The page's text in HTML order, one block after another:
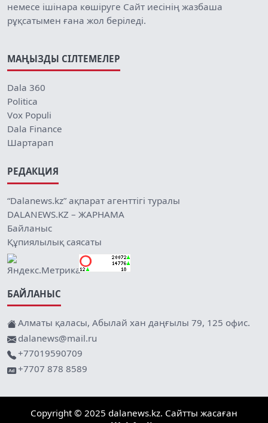
немесе ішінара көшіруге Сайт иесінің жазбаша
рұқсатымен ғана жол беріледі.
МАҢЫЗДЫ СІЛТЕМЕЛЕР
Dala 360
Politica
Vox Populi
Dala Finance
Шартарап
РЕДАКЦИЯ
“Dalanews.kz” ақпарат агенттігі туралы
DALANEWS.KZ – ЖАРНАМА
Байланыс
Құпиялылық саясаты
БАЙЛАНЫС
Алматы қаласы, Абылай хан даңғылы 79, 125 офис.
dalanews@mail.ru
+77019590709
+7707 878 8589
Copyright © 2025 dalanews.kz. Сайтты жасаған